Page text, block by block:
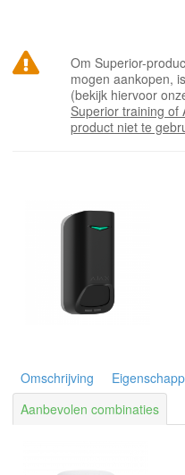
Om Superior-
mogen aankopen,
(bekijk hiervoor
Superior training of
product niet te
Omschrijving
Aanbevolen combinaties